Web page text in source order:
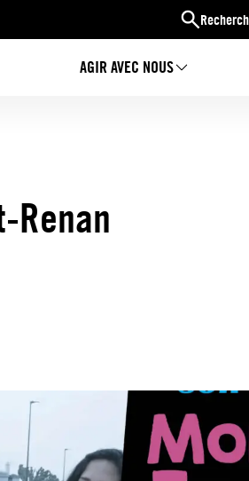
AGIR AVEC NOUS
Renan